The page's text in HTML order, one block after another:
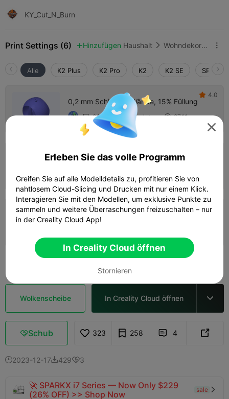
KY_Cut_N_Burn
Print Settings (6)  Hinzufügen Haushalt  Wohndekoration & Ornamente 
Alle K2 Plus K2 Pro K2 K2 SE SPARKX
0,2 mm Schicht, 3 Wände, 15% Füllung
 03h 09m 1 plates  97.11g
 4.0
0,2 mm Schicht, 2 Wände, 10% Füllung
0,2 mm Schicht, 2 Wände, 15% Füllung
Mehr sehen
Wolkenscheibe In Creality Cloud öffnen 
Schub 323 258  4 
2023-12-174293
🚀 SPARKX i7 Series — Now Only $229
(26% OFF) >> Shop Now
sale 

Erleben Sie das volle Programm
Greifen Sie auf alle Modelldetails zu, profitieren Sie von
nahtlosem Cloud-Slicing und Drucken mit nur einem Klick.
Interagieren Sie mit den Modellen, um exklusive Punkte zu
sammeln und weitere Überraschungen freizuschalten – nur
in der Creality Cloud App!
In Creality Cloud öffnen
Stornieren